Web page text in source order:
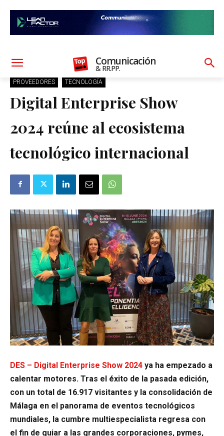
Comunicación
& RR.PP.
PROVEEDORES TECNOLOGÍA
Digital Enterprise Show
2024 reúne al ecosistema
tecnológico internacional
DES – Digital Enterprise Show 2024 ya ha empezado a
calentar motores. Tras el éxito de la pasada edición,
con un total de 16.917 visitantes y la consolidación de
Málaga en el panorama de eventos tecnológicos
mundiales, la cumbre multiespecialista regresa con
el fin de guiar a las grandes corporaciones, pymes,